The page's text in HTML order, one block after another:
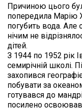
Причиною цього
попередила Марію
погубить вода. Але
нічим не
дітей.
З 1944 по 1952 рік
семирічній школі.
захопився
побувати за
готувався до
посилено